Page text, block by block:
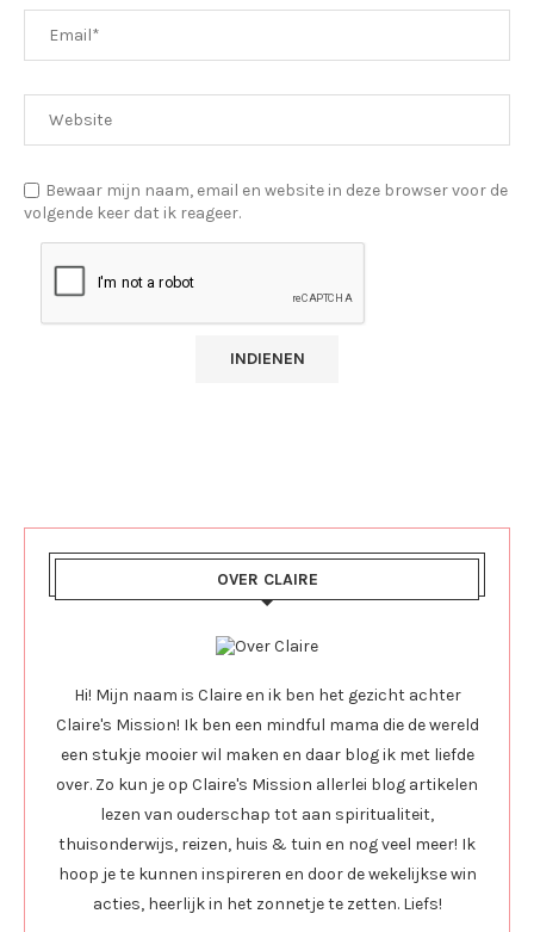
Bewaar mijn naam, email en website in deze browser voor de
volgende keer dat ik reageer.
OVER CLAIRE
Hi! Mijn naam is Claire en ik ben het gezicht achter
Claire's Mission! Ik ben een mindful mama die de wereld
een stukje mooier wil maken en daar blog ik met liefde
over. Zo kun je op Claire's Mission allerlei blog artikelen
lezen van ouderschap tot aan spiritualiteit,
thuisonderwijs, reizen, huis & tuin en nog veel meer! Ik
hoop je te kunnen inspireren en door de wekelijkse win
acties, heerlijk in het zonnetje te zetten. Liefs!